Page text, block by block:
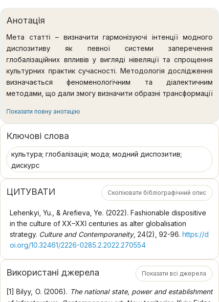
Анотація
Мета статті – визначити гармонізуючі інтенції модного
диспозитиву як певної системи заперечення
глобалізаційних впливів у вигляді нівеляції та спрощення
культурних практик сучасності. Методологія дослідження
визначається феноменологічним та діалектичним
методами, що дали змогу визначити образні трансформації
новизна статті. Диспозитив моди в широкому контексті як
шляхом самоздійснення українського національного етосу,
української вдачі. Якщо не вийти на цей глобалізм, широкий
масштаб діалогу культур, масштаб протиставлення націй,
легко потрапити в полон вестернізації, колонізації
культури України. Культурні практики, зокрема мода,
можуть зупинити нівеляцію, вестернізацію як тип західного
певні культурні зразки. Висновки. Глобалізація як
трансцендування межі, маркетизація і транзитологія – це
певні системи стратифікації розвитку, які не можуть бути
застосовані до культури загалом. Вони можуть бути
зазначені лише в межах певних констеляцій економічного
зразка та виробничих відносин, але не можуть
повсякдення, до якої умовно відноситься і мода,
Показати повну анотацію
Ключові слова
культура; глобалізація; мода; модний диспозитив;
дискурс
ЦИТУВАТИ Скопіювати бібліографічний опис
Lehenkyi, Yu., & Arefieva, Ye. (2022). Fashionable dispositive
in the culture of XX–XXI centuries as alter globalisation
strategy. Culture and Contemporaneity, 24(2), 92-96. https://d
oi.org/10.32461/2226-0285.2.2022.270554
Використані джерела Показати всі джерела
[1] Bilyy, O. (2006). The national state, power and establishment